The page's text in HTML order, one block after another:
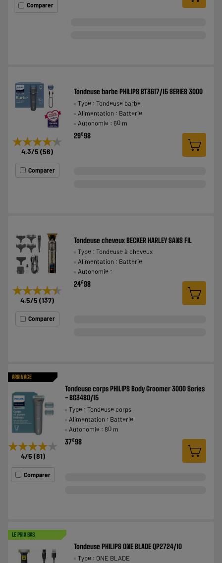
Comparer
★★★★★
★★★★★
4.3/5 (56)
Comparer
Tondeuse barbe PHILIPS BT3617/15 SERIES 3000
Type : Tondeuse barbe
Alimentation : Batterie
Autonomie : 60 m
29€98
★★★★★
★★★★★
4.5/5 (137)
Comparer
Tondeuse cheveux BECKER HARLEY SANS FIL
Type : Tondeuse à cheveux
Alimentation : Batterie
Autonomie :
24€98
ARRIVAGE
★★★★★
★★★★★
4/5 (81)
Comparer
Tondeuse corps PHILIPS Body Groomer 3000 Series
- BG3480/15
Type : Tondeuse corps
Alimentation : Batterie
Autonomie : 80 m
37€98
LE PRIX BAS
Tondeuse PHILIPS ONE BLADE QP2724/10
Type : ONE BLADE